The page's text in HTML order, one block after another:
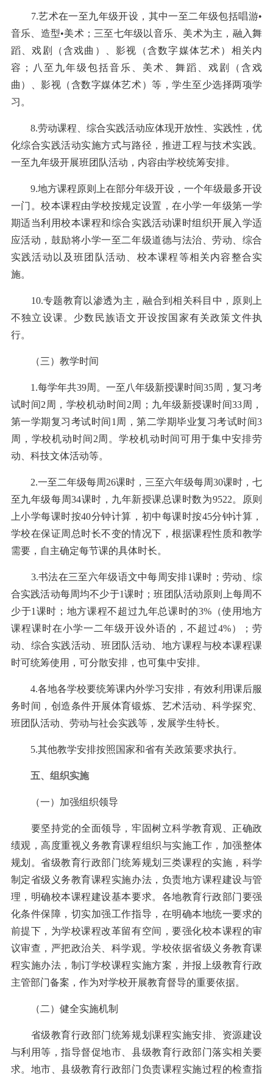
7.艺术在一至九年级开设，其中一至二年级包括唱游•
音乐、造型•美术；三至七年级以音乐、美术为主，融入舞
蹈、戏剧（含戏曲）、影视（含数字媒体艺术）相关内
容；八至九年级包括音乐、美术、舞蹈、戏剧（含戏
曲）、影视（含数字媒体艺术）等，学生至少选择两项学
习。
8.劳动课程、综合实践活动应体现开放性、实践性，优
化综合实践活动实施方式与路径，推进工程与技术实践。
一至九年级开展班团队活动，内容由学校统筹安排。
9.地方课程原则上在部分年级开设，一个年级最多开设
一门。校本课程由学校按规定设置，在小学一年级第一学
期适当利用校本课程和综合实践活动课时组织开展入学适
应活动，鼓励将小学一至二年级道德与法治、劳动、综合
实践活动以及班团队活动、校本课程等相关内容整合实
施。
10.专题教育以渗透为主，融合到相关科目中，原则上
不独立设课。少数民族语文开设按国家有关政策文件执
行。
（三）教学时间
1.每学年共39周。一至八年级新授课时间35周，复习考
试时间2周，学校机动时间2周；九年级新授课时间33周，
第一学期复习考试时间1周，第二学期毕业复习考试时间3
周，学校机动时间2周。学校机动时间可用于集中安排劳
动、科技文体活动等。
2.一至二年级每周26课时，三至六年级每周30课时，七
至九年级每周34课时，九年新授课总课时数为9522。原则
上小学每课时按40分钟计算，初中每课时按45分钟计算，
学校在保证周总时长不变的情况下，根据课程性质和教学
需要，自主确定每节课的具体时长。
3.书法在三至六年级语文中每周安排1课时；劳动、综
合实践活动每周均不少于1课时；班团队活动原则上每周不
少于1课时；地方课程不超过九年总课时的3%（使用地方
课程课时在小学一二年级开设外语的，不超过4%）；劳
动、综合实践活动、班团队活动、地方课程与校本课程课
时可统筹使用，可分散安排，也可集中安排。
4.各地各学校要统筹课内外学习安排，有效利用课后服
务时间，创造条件开展体育锻炼、艺术活动、科学探究、
班团队活动、劳动与社会实践等，发展学生特长。
5.其他教学安排按照国家和省有关政策要求执行。
五、组织实施
（一）加强组织领导
要坚持党的全面领导，牢固树立科学教育观、正确政
绩观，高度重视义务教育课程组织与实施工作，加强整体
规划。省级教育行政部门统筹规划三类课程的实施，科学
制定省级义务教育课程实施办法，负责地方课程建设与管
理，明确校本课程建设基本要求。各地教育行政部门要强
化条件保障，切实加强工作指导，在明确本地统一要求的
前提下，为学校课程改革留有空间，要强化校本课程的审
议审查，严把政治关、科学观。学校依据省级义务教育课
程实施办法，制订学校课程实施方案，并报上级教育行政
主管部门备案，作为对学校开展教育督导的重要依据。
（二）健全实施机制
省级教育行政部门统筹规划课程实施安排、资源建设
与利用等，指导督促地市、县级教育行政部门落实相关要
求。地市、县级教育行政部门负责课程实施过程的检查指